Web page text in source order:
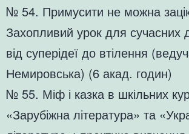
№ 54. Примусити не можна
Захопливий урок для сучасних
від суперідеї до втілення
Немировська) (6 акад. годин)
№ 55. Міф і казка в шкільних
«Зарубіжна література» та